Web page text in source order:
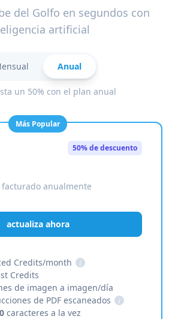
del Golfo en segundos con
artificial
Anual
un 50% con el plan anual
Más Popular
50% de descuento
anualmente
actualiza ahora
Credits/month
i
Credits
de imagen a imagen/día
de PDF escaneados
i
caracteres a la vez